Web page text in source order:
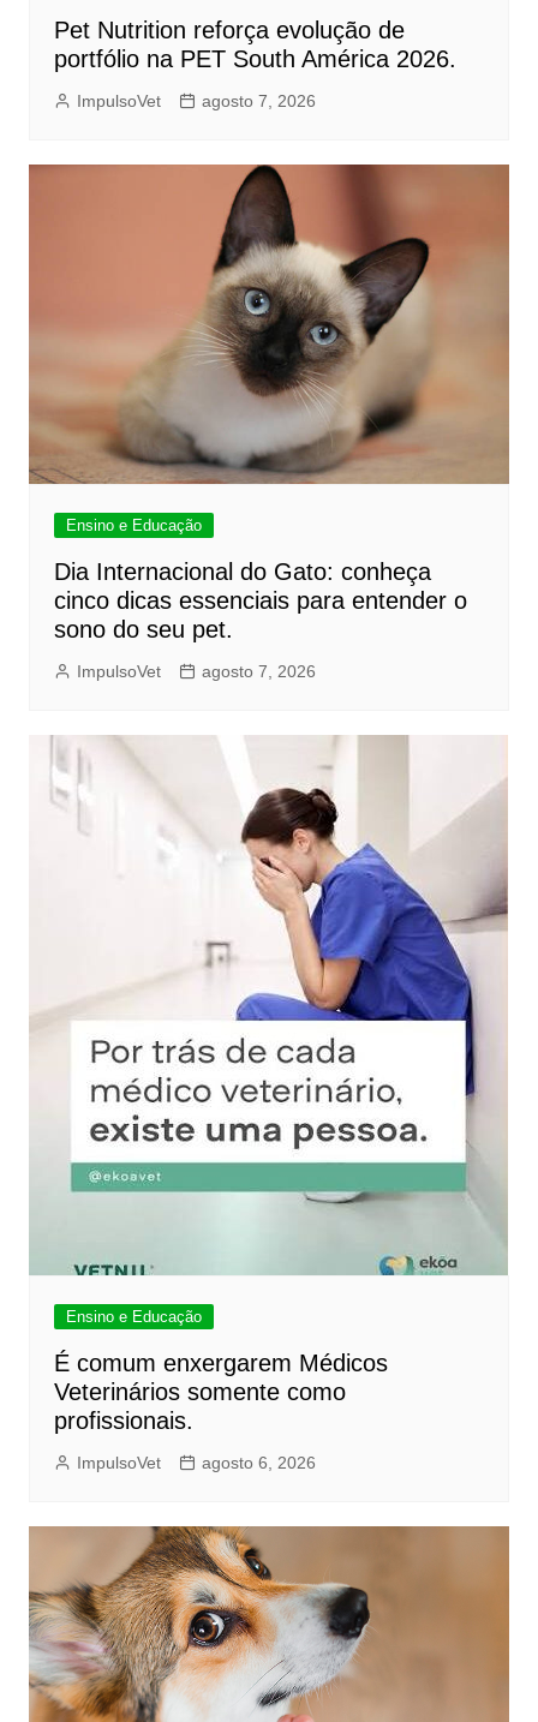
Pet Nutrition reforça evolução de
portfólio na PET South América 2026.
ImpulsoVet agosto 7, 2026
Ensino e Educação
Dia Internacional do Gato: conheça
cinco dicas essenciais para entender o
sono do seu pet.
ImpulsoVet agosto 7, 2026
Ensino e Educação
É comum enxergarem Médicos
Veterinários somente como
profissionais.
ImpulsoVet agosto 6, 2026